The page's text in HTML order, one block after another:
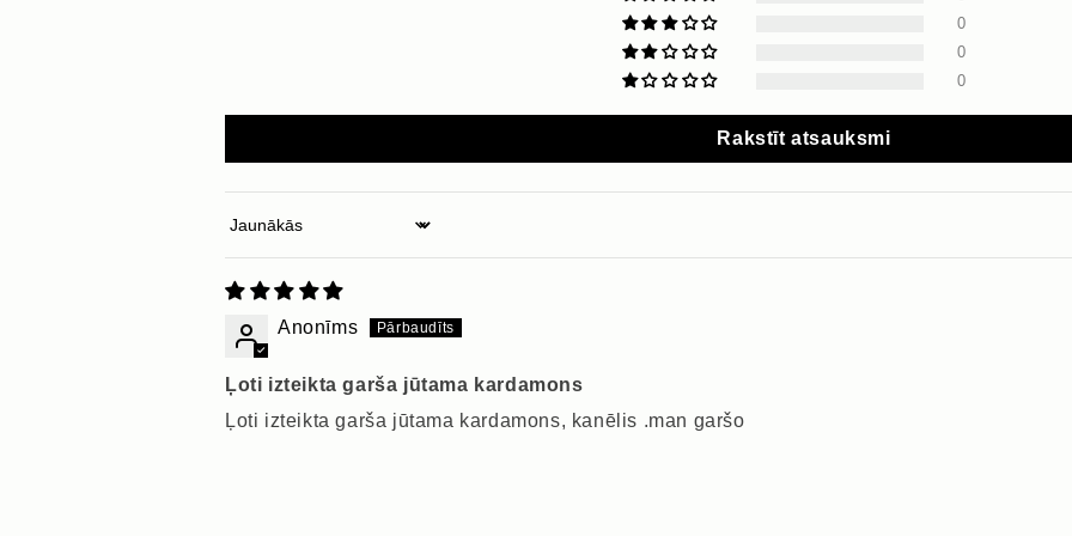
0
0
0
Rakstīt atsauksmi
Sort by
Anonīms
Ļoti izteikta garša jūtama kardamons
Ļoti izteikta garša jūtama kardamons, kanēlis .man garšo